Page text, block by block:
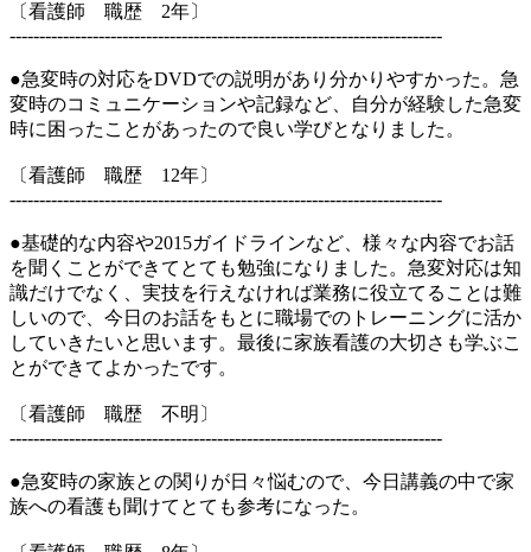
〔看護師 職歴 2年〕
-------------------------------------------------------------------------
●急変時の対応をDVDでの説明があり分かりやすかった。急
変時のコミュニケーションや記録など、自分が経験した急変
時に困ったことがあったので良い学びとなりました。
〔看護師 職歴 12年〕
-------------------------------------------------------------------------
●基礎的な内容や2015ガイドラインなど、様々な内容でお話
を聞くことができてとても勉強になりました。急変対応は知
識だけでなく、実技を行えなければ業務に役立てることは難
しいので、今日のお話をもとに職場でのトレーニングに活か
していきたいと思います。最後に家族看護の大切さも学ぶこ
とができてよかったです。
〔看護師 職歴 不明〕
-------------------------------------------------------------------------
●急変時の家族との関りが日々悩むので、今日講義の中で家
族への看護も聞けてとても参考になった。